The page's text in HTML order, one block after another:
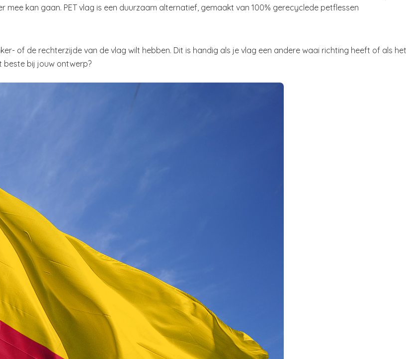
kan gaan. PET vlag is een duurzaam alternatief, gemaakt van 100% gerecyclede petflessen
of de rechterzijde van de vlag wilt hebben. Dit is handig als je vlag een andere waai richting heeft of als het
beste bij jouw ontwerp?